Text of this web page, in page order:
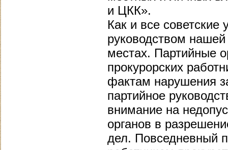
и ЦКК».
Как и все советские
руководством
местах. Партийные
прокурорских
фактам нарушения
партийное
внимание на
органов в
дел. Повседневный